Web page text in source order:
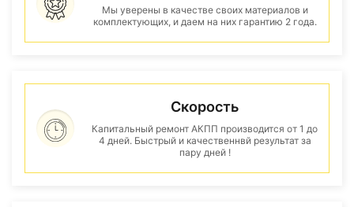
Мы уверены в качестве своих материалов и
комплектующих, и даем на них гарантию 2 года.
Скорость
Капитальный ремонт АКПП производится от 1 до
4 дней. Быстрый и качественнвй результат за
пару дней !